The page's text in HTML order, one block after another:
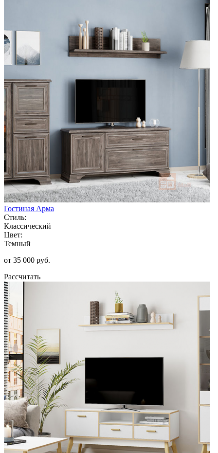
Гостиная Арма
Стиль:
Классический
Цвет:
Темный
от 35 000 руб.
Рассчитать